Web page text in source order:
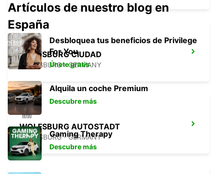
WOLFSBURG CIUDAD
WOLFSBURG - GERMANY
WOLFSBURG AUTOSTADT
WOLFSBURG - GERMANY
Artículos de nuestro blog en
España
Desbloquea tus beneficios de Privilege
For You
Únete gratis
Alquila un coche Premium
Descubre más
Gaming Therapy
Descubre más